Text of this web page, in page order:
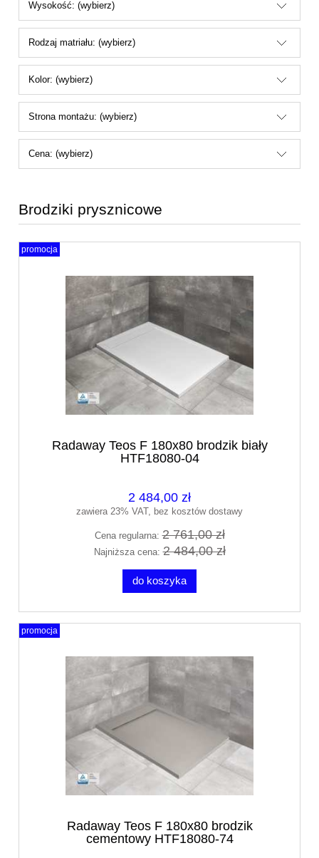
Wysokość: (wybierz)
Rodzaj matriału: (wybierz)
Kolor: (wybierz)
Strona montażu: (wybierz)
Cena: (wybierz)
Brodziki prysznicowe
Radaway Teos F 180x80 brodzik biały
HTF18080-04
2 484,00 zł
zawiera 23% VAT, bez kosztów dostawy
Cena regularna:2 761,00 zł
Najniższa cena:2 484,00 zł
do koszyka
promocja
Radaway Teos F 180x80 brodzik
cementowy HTF18080-74
promocja